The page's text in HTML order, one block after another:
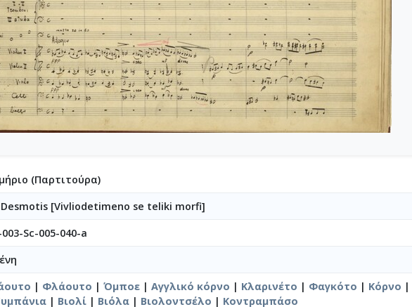
004-024-Ύμνος - Για ορχήστρα εγχόρδων και τετράφωνη μιχτή χορωδία [1944-05-28]
004-025-Το κοιμητήριο [1945]
004-026-Συμφωνία Νο 1 [1944-09-25-1956-01-31]
004-027-Μικρή συμφωνία [1945-1945]
004-028-Andante για cello solo και πιάνο [1945-06-08-1945-06-11]
004-029-Ελεγείο 1 [1945-06-20]
004-030-Πέντε ναύτες [1945-10-06]
004-031-Έργο Βασ. Ρώτα [1945-11-07]
005-034-Ελεγείο Στο θάνατο του αγωνιστού [1945]
005-036-Κουαρτέτο εγχόρδων Αρ. 1 [1946-02-24-1946-02-28]
005-037-Duetto [1946-03-24]
005-039-Το κοιμητήριο (Για κουαρτέτο εγχόρδων) [1946-03-25]
005-040-Προμηθέας Δεσμώτης [1946-05-15]
003-Sc-005-040-a-Bιβλιοδεμένο σε τελική μορφή
(Παρτιτούρα)
[Vivliodetimeno se teliki morfi]
Sc-005-040-a
| Φλάουτο | Όμποε | Αγγλικό κόρνο | Κλαρινέτο | Φαγκότο | Κόρνο |
| Βιολί | Βιόλα | Βιολοντσέλο | Κοντραμπάσο